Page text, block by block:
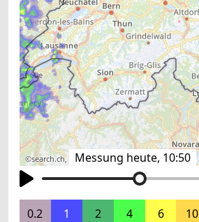
Messung heute, 10:50
©search.ch,swisstopo, OpenStreetMap ,others
0.2 1 2 4 6 10